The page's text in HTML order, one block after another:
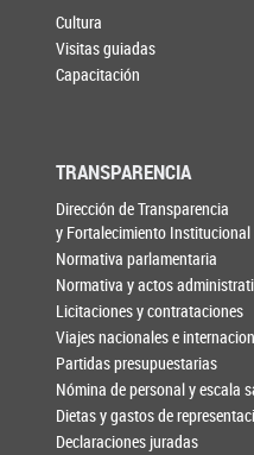
Cultura
Visitas guiadas
Capacitación
TRANSPARENCIA
Dirección de Transparencia
y Fortalecimiento Institucional
Normativa parlamentaria
Normativa y actos
Licitaciones y contrataciones
Viajes nacionales e
Partidas presupuestarias
Nómina de personal y escala
Dietas y gastos de
Declaraciones juradas